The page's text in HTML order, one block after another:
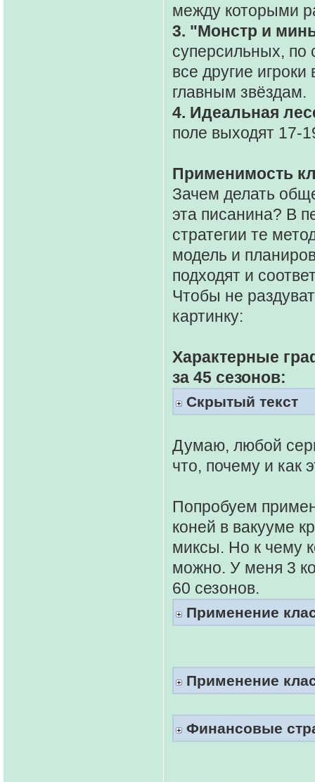
между которыми
3. "Монстр и
суперсильных, по
все другие
главным звёздам.
4. Идеальная
поле выходят 17-
Применимость
Зачем делать
эта писанина? В
стратегии те
модель и
подходят и
Чтобы не
картинку:
Характерные
за 45 сезонов:
Скрытый текст
Думаю, любой
что, почему и как
Попробуем
коней в вакууме
миксы. Но к чему
можно. У меня 3
60 сезонов.
Применение
Применение
Финансовые